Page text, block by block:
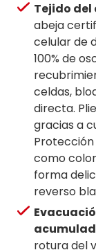
Tejido
abeja
celular de
100% de
celdas,
directa.
gracias a
como
forma
reverso
rotura del